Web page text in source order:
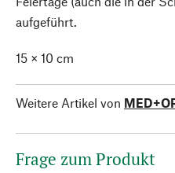
aufgeführt.
15 × 10 cm
Weitere Artikel von
Frage zum Produkt